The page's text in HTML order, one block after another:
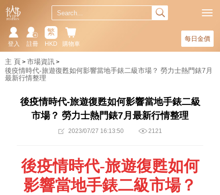
每日金價
購物車
繁
HKD
註冊
登入
主 頁
市場資訊
後疫情時代-旅遊復甦如何影響當地手錶二級市場？ 勞力士熱門錶7月
最新行情整理
後疫情時代-旅遊復甦如何影響當地手錶二級
市場？ 勞力士熱門錶7月最新行情整理
2023/07/27 16:13:50 2121
後疫情時代-旅遊復甦如何
影響當地手錶二級市場？